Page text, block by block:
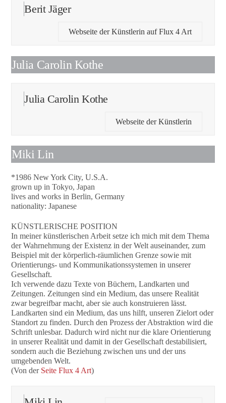
Berit Jäger
Webseite der Künstlerin auf Flux 4 Art
Julia Carolin Kothe
Julia Carolin Kothe
Webseite der Künstlerin
Miki Lin
*1986 New York City, U.S.A.
grown up in Tokyo, Japan
lives and works in Berlin, Germany
nationality: Japanese
KÜNSTLERISCHE POSITION
In meiner künstlerischen Arbeit setze ich mich mit dem Thema
der Wahrnehmung der Existenz in der Welt auseinander, zum
Beispiel mit der körperlich-räumlichen Grenze sowie mit
Orientierungs- und Kommunikationssystemen in unserer
Gesellschaft.
Ich verwende dazu Texte von Büchern, Landkarten und
Zeitungen. Zeitungen sind ein Medium, das unsere Realität
zwar begreifbar macht, aber sie auch konstruieren lässt.
Landkarten sind ein Medium, das uns hilft, unseren Zielort oder
Standort zu finden. Durch den Prozess der Abstraktion wird die
Schrift unlesbar. Dadurch wird nicht nur die klare Orientierung
in unserer Realität und damit in der Gesellschaft destabilisiert,
sondern auch die Beziehung zwischen uns und der uns
umgebenden Welt.
(Von der Seite Flux 4 Art)